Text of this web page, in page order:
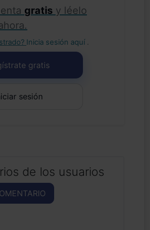
gratis y léelo
Inicia sesión aquí .
gratis
sesión
de los usuarios